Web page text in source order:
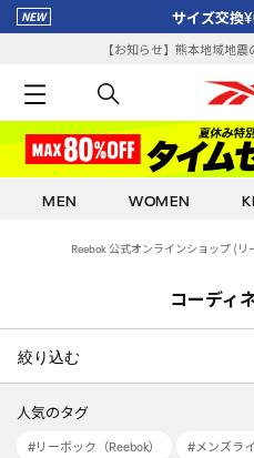
サイズ交
【お知らせ】熊本地域地
MEN WOMEN
Reebok 公式オンラインショップ (リ
コーディ
絞り込む
人気のタグ
#リーボック（Reebok） #メンズラ